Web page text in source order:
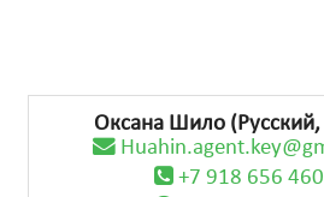
Оксана Шило (Русский,
+7 918 656